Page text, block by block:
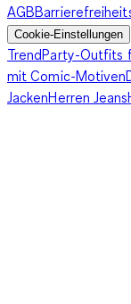
AGB
Cookie-Einstellungen
TrendParty-Outfits
mit Comic-Motiven
JackenHerren Jeans